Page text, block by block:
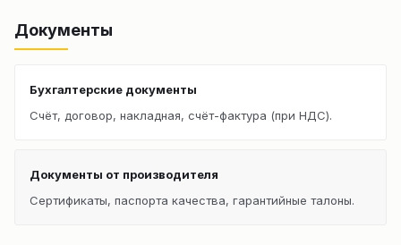
Документы
Бухгалтерские документы
Счёт, договор, накладная, счёт-фактура (при НДС).
Документы от производителя
Сертификаты, паспорта качества, гарантийные талоны.